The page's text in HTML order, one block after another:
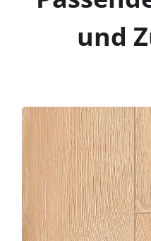
und